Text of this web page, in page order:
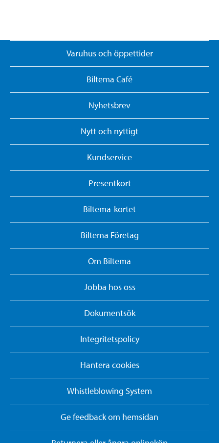
Varuhus och öppettider
Biltema Café
Nyhetsbrev
Nytt och nyttigt
Kundservice
Presentkort
Biltema-kortet
Biltema Företag
Om Biltema
Jobba hos oss
Dokumentsök
Integritetspolicy
Hantera cookies
Whistleblowing System
Ge feedback om hemsidan